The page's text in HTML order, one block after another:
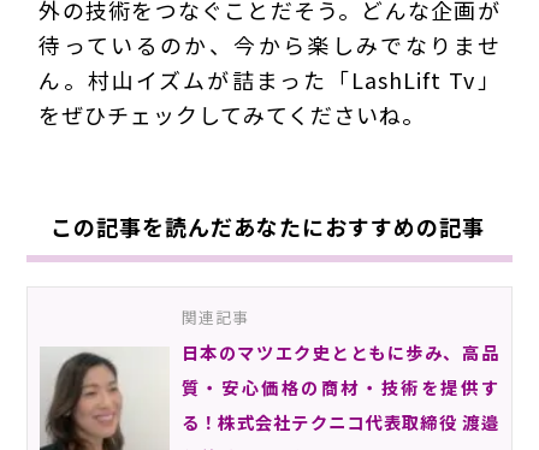
外の技術をつなぐことだそう。どんな企画が
待っているのか、今から楽しみでなりませ
ん。村山イズムが詰まった「LashLift Tv」
をぜひチェックしてみてくださいね。
この記事を読んだあなたにおすすめの記事
関連記事
日本のマツエク史とともに歩み、高品
質・安心価格の商材・技術を提供す
る！株式会社テクニコ代表取締役 渡邉